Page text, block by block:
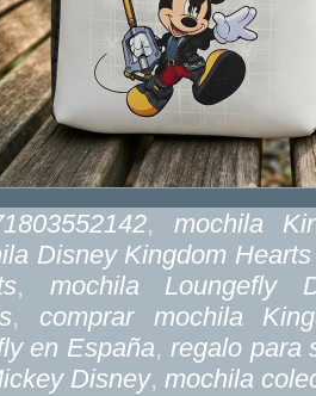
, mochila
Disney Kingdom
, mochila Loungefly
, comprar mochila
en España, regalo para
Disney, mochila